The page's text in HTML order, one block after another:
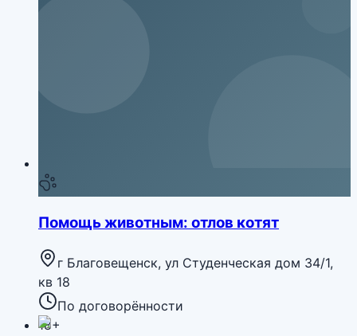
Помощь животным: отлов котят
г Благовещенск, ул Студенческая дом 34/1,
кв 18
По договорённости
18+